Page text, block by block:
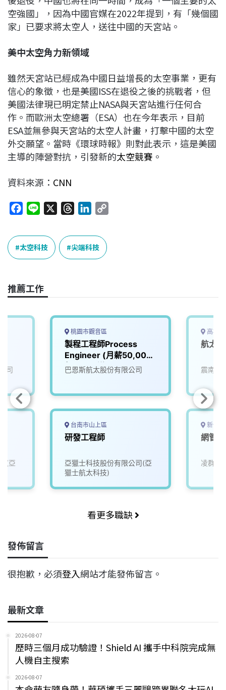
空強國」，因為中國官媒在2022年提到，有「幾個國
家」已要求將太空人，送往中國的天宮站。
美中太空角力新領域
雖然天宮站已經成為中國日益增長的太空事業，更有
信心的象徵，也是美國ISS在退役之後的挑戰者，但
美國法律現已明定禁止NASA與天宮站進行任何合
作。而歐洲太空總署（ESA）也在今年表示，目前
ESA並無參與天宮站的太空人計畫，打擊中國的太空
外交願望。當時《環球時報》則對此表示，這是美國
主導的陣營對抗，引發新的太空競賽 。
資料來源： CNN
c
e
b
o
k
n
e
r
e
a
n
k
e
n
k
太空科技 尖端科技
推薦工作
司
(亞
桃園市觀音區
製程工程師Process
Engineer (月薪50,000
起，可面議)
巴恩斯航太股份有限公司
台南市山上區
研發工程師
亞獵士科技股份有限公司(亞
獵士航太科技)
高雄
航太
震南鐵
新竹
網管
凌群電
看更多職缺
發佈留言
很抱歉，必須登入網站才能發佈留言。
最新文章
2026-08-07
歷時三個月成功驗證！Shield AI 攜手中科院完成無
人機自主搜索
2026-08-07